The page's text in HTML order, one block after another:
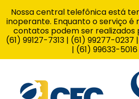
Nossa central telefônica está
inoperante. Enquanto o serviço é
contatos podem ser realizados
(61) 99127-7313 | (61) 99277-
| (61) 99633-5016